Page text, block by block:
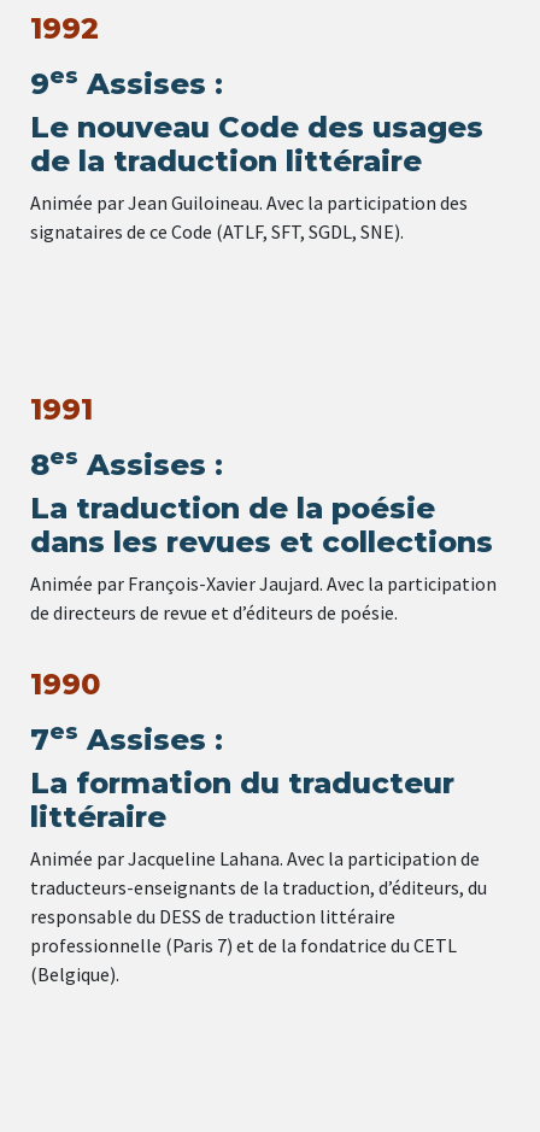
1992
9es Assises :
Le nouveau Code des usages
de la traduction littéraire
Animée par Jean Guiloineau. Avec la participation des
signataires de ce Code (ATLF, SFT, SGDL, SNE).
1991
8es Assises :
La traduction de la poésie
dans les revues et collections
Animée par François-Xavier Jaujard. Avec la participation
de directeurs de revue et d’éditeurs de poésie.
1990
7es Assises :
La formation du traducteur
littéraire
Animée par Jacqueline Lahana. Avec la participation de
traducteurs-enseignants de la traduction, d’éditeurs, du
responsable du DESS de traduction littéraire
professionnelle (Paris 7) et de la fondatrice du CETL
(Belgique).